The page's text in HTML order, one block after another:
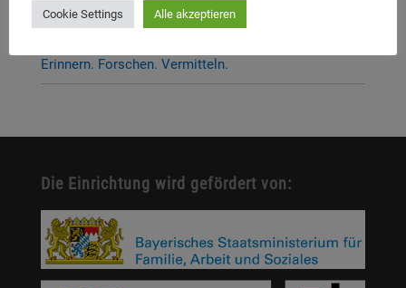
Lernplattform „Memory Momentum“
Erinnern. Forschen. Vermitteln.
Die Einrichtung wird gefördert von:
Cookie Settings Alle akzeptieren